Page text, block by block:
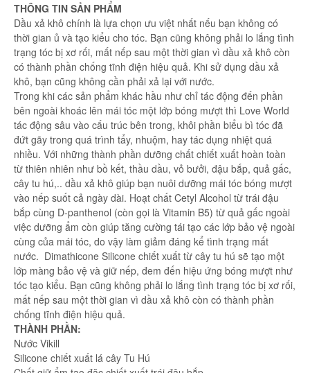
THÔNG TIN SẢN PHẨM
Dầu xả khô chính là lựa chọn ưu việt nhất nếu bạn không có
thời gian ủ và tạo kiểu cho tóc. Bạn cũng không phải lo lắng tình
trạng tóc bị xơ rối, mất nếp sau một thời gian vì dầu xả khô còn
có thành phần chống tĩnh điện hiệu quả. Khi sử dụng dầu xả
khô, bạn cũng không cần phải xả lại với nước.
Trong khi các sản phẩm khác hầu như chỉ tác động đến phần
bên ngoài khoác lên mái tóc một lớp bóng mượt thì Love World
tác động sâu vào cấu trúc bên trong, khôi phần biểu bì tóc đã
đứt gãy trong quá trình tẩy, nhuộm, hay tác dụng nhiệt quá
nhiều. Với những thành phần dưỡng chất chiết xuất hoàn toàn
từ thiên nhiên như bồ kết, thầu dầu, vỏ bưởi, đậu bắp, quả gấc,
cây tu hú,.. dầu xả khô giúp bạn nuôi dưỡng mái tóc bóng mượt
vào nếp suốt cả ngày dài. Hoạt chất Cetyl Alcohol từ trái đậu
bắp cùng D-panthenol (còn gọi là Vitamin B5) từ quả gấc ngoài
việc dưỡng ẩm còn giúp tăng cường tái tạo các lớp bảo vệ ngoài
cùng của mái tóc, do vậy làm giảm đáng kể tình trạng mất
nước. Dimathicone Silicone chiết xuất từ cây tu hú sẽ tạo một
lớp màng bảo vệ và giữ nếp, đem đến hiệu ứng bóng mượt như
tóc tạo kiểu. Bạn cũng không phải lo lắng tình trạng tóc bị xơ rối,
mất nếp sau một thời gian vì dầu xả khô còn có thành phần
chống tĩnh điện hiệu quả.
THÀNH PHẦN:
Nước Vikill
Silicone chiết xuất lá cây Tu Hú